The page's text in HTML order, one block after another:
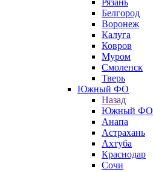
Рязань
Белгород
Воронеж
Калуга
Ковров
Муром
Смоленск
Тверь
Южный ФО
Назад
Южный ФО
Анапа
Астрахань
Ахтуба
Краснодар
Сочи